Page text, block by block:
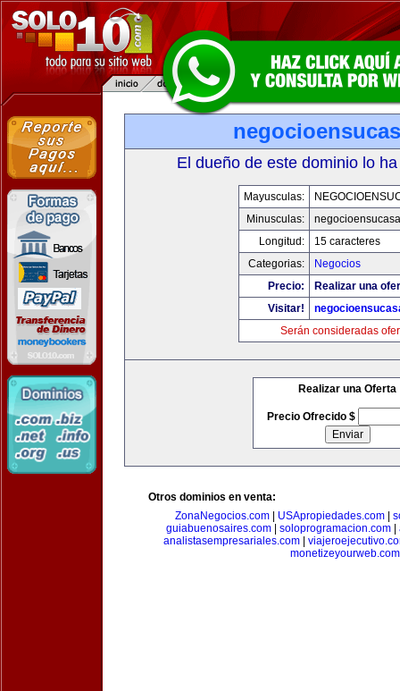
El dueño de este dominio lo
Mayusculas:
Minusculas:
Longitud:
15 caracteres
Categorias:
Negocios
Precio:
Realizar una
Visitar!
Serán consideradas
Realizar una Oferta
Precio Ofrecido $
Otros dominios en venta:
ZonaNegocios.com
USApropiedades.com
guiabuenosaires.com| soloprogramacion.com|
analistasempresariales.com
monetizeyourweb.com